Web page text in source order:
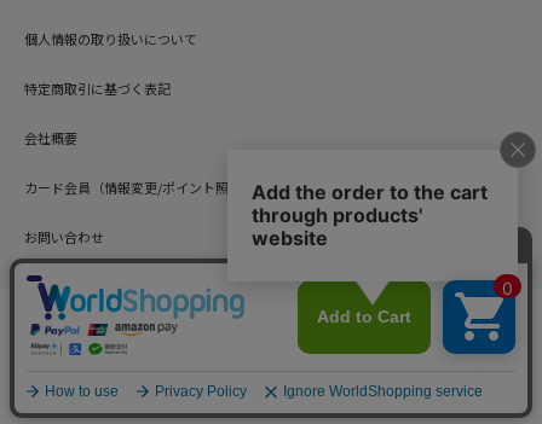
個人情報の取り扱いについて
特定商取引に基づく表記
会社概要
カード会員（情報変更/ポイント照会）
お問い合わせ
Copyright © HARUYAMA TRADING CO.,LTD. All Rights Reserved.